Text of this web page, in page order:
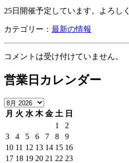
25日開催予定しています。よろし
カテゴリー： 最新の情報
コメントは受け付けていません。
営業日カレンダー
月 火 水 木 金 土 日
1
2
3
4 5 6 7 8
9
10 11 12 13 14 15 16
17 18 19 20 21 22 23